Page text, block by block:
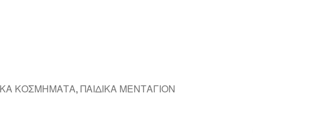
ΚΟΣΜΗΜΑΤΑ,ΠΑΙΔΙΚΑ ΜΕΝΤΑΓΙΟΝ